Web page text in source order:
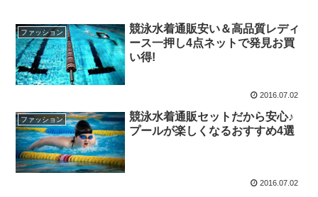
ファッション
競泳水着通販安い＆高品質レディ
ース一押し4点ネットで発見お買
い得!
2016.07.02
ファッション
競泳水着通販セットだから安心♪
プールが楽しくなるおすすめ4選
2016.07.02